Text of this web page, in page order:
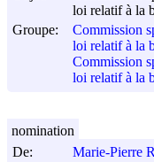
loi relatif à la
Groupe:
Commission
loi relatif à la
Commission
loi relatif à la
De:
Marie-Pierre
nomination